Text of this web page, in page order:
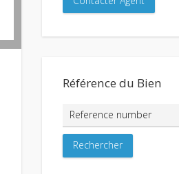
Référence du Bien